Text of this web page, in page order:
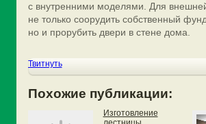
с внутренними моделями. Для
не только соорудить собственный
но и прорубить двери в стене дома.
Твитнуть
Похожие публикации:
Изготовление